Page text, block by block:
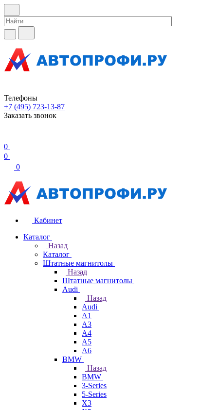
Телефоны
+7 (495) 723-13-87
Заказать звонок
0
0
0
Кабинет
Каталог
Назад
Каталог
Штатные магнитолы
Назад
Штатные магнитолы
Audi
Назад
Audi
A1
A3
A4
A5
A6
BMW
Назад
BMW
3-Series
5-Series
X3